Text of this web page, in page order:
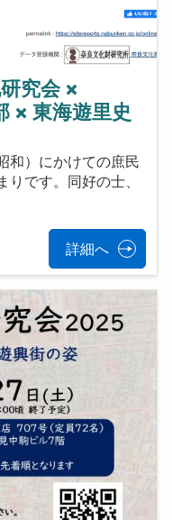
究会 ×
× 東海遊里史
和）にかけての庶民
です。同好の士、
詳細へ